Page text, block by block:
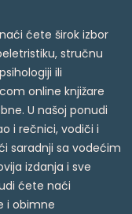
ćete širok izbor
stručnu
ili
online knjižare
U našoj ponudi
i rečnici, vodiči i
saradnji sa vodećim
izdanja i sve
ćete naći
i obimne